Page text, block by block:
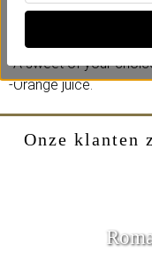
-A hot beverage.
-A sweet of your
-Orange juice.
Onze klanten